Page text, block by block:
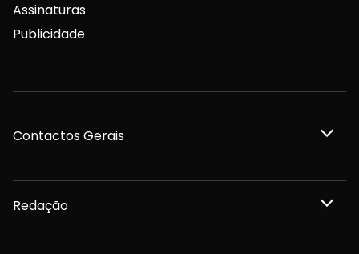
Assinaturas
Publicidade
Contactos Gerais
Redação